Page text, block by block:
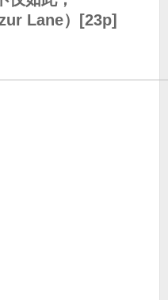
Lane）[23p]